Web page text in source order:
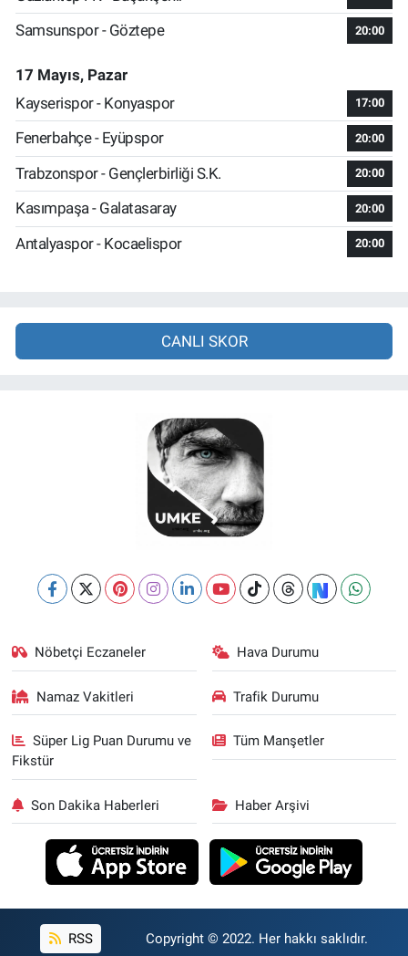
Samsunspor - Göztepe 20:00
17 Mayıs, Pazar
Kayserispor - Konyaspor
17:00
Fenerbahçe - Eyüpspor 20:00
Trabzonspor - Gençlerbirliği S.K. 20:00
Kasımpaşa - Galatasaray 20:00
Antalyaspor - Kocaelispor 20:00
CANLI SKOR
Nöbetçi Eczaneler Hava Durumu
Namaz Vakitleri Trafik Durumu
Süper Lig Puan Durumu ve
Fikstür
Tüm Manşetler
Son Dakika Haberleri Haber Arşivi
RSS Copyright © 2022. Her hakkı saklıdır.